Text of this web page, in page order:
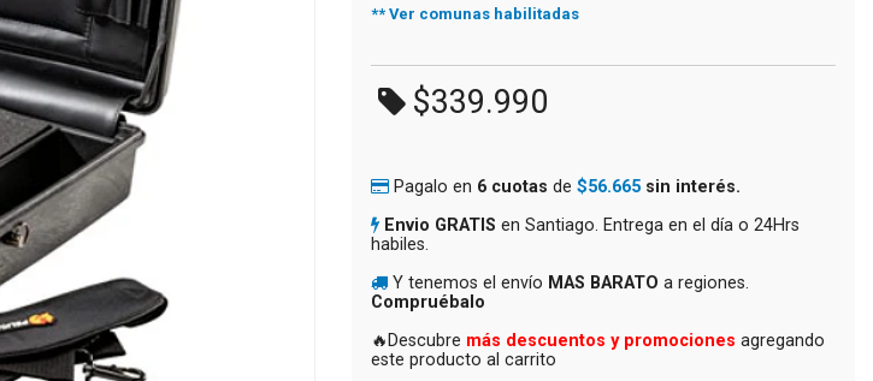
** Ver comunas habilitadas
$339.990
Pagalo en 6 cuotas de $56.665 sin interés.
Envio GRATIS en Santiago. Entrega en el día o 24Hrs
habiles.
Y tenemos el envío MAS BARATO a regiones.
Compruébalo
🔥Descubre más descuentos y promociones agregando
este producto al carrito